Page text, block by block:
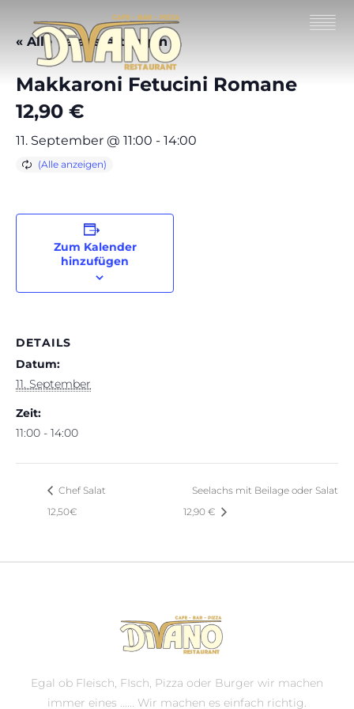
« Alle Veranstaltungen
Makkaroni Fetucini Romane
12,90 €
11. September @ 11:00 - 14:00
Zum Kalender
hinzufügen
DETAILS
Datum:
11. September
Zeit:
11:00 - 14:00
Chef Salat
12,50€
Seelachs mit Beilage oder Salat
12,90 €
Egal ob Fleisch, FIsch, Pizza oder Burger wir machen
immer eines ...... Wir machen es einfach richtig.